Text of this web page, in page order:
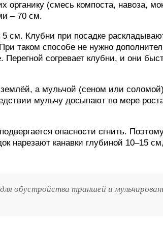
(смесь компоста, навоза,
– 70 см.
5 см. Клубни при посадке
таком способе не нужно
согревает клубни, и они
а мульчой (сеном или
мульчу досыпают по мере
опасности сгнить.
нарезают канавки глубиной 10–15 см,
обустройства траншей и